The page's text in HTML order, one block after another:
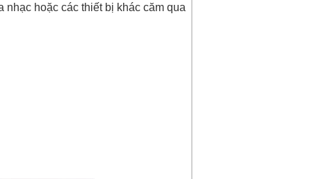
hoặc các thiết bị khác căm qua